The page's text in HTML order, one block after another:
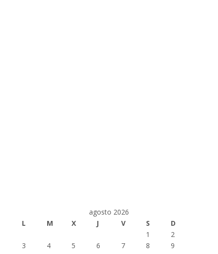
agosto 2026
L
M X J V S
D
1
2
3
4 5 6 7 8
9